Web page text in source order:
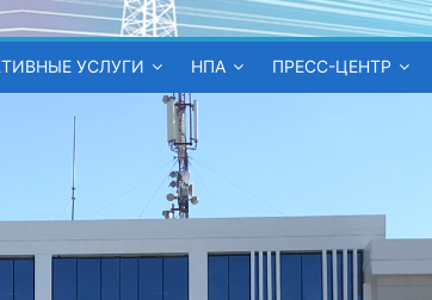
УСЛУГИ НПА ПРЕСС-ЦЕНТР